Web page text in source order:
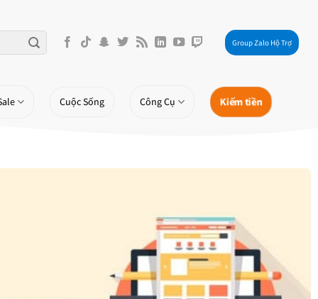
Group Zalo Hộ Trợ
Cuộc Sống Công Cụ Kiếm tiền